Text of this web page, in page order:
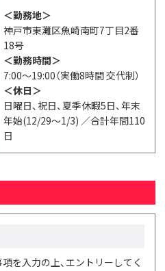
＜勤務地＞
神戸市東灘区魚崎南町7丁目2番
18号
＜勤務時間＞
7:00～19:00（実働8時間 交代制）
＜休日＞
日曜日、祝日、夏季休暇5日、年末
年始(12/29～1/3) ／合計年間110
日
を入力の上、エントリーしてく